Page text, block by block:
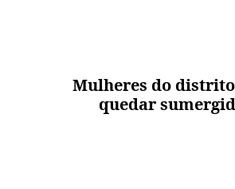
Mulheres do
quedar